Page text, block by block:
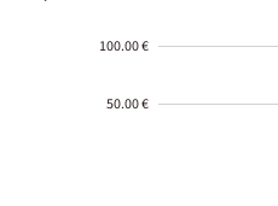
100.00 €
50.00 €